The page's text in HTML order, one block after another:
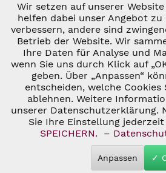
Zahlung & Versand
* ALLE PREISE INKL. GESETZL.
VERSANDKOSTEN UND GGF.
ANDERS
© 2026 C&D WEINHANDEL - ALL
THEMEWARE®
Notwendig
Marketing
Tracking
Personalisierung
Wir setzen auf unserer
helfen dabei unser Angebot zu
verbessern, andere sind
Betrieb der Website. Wir
Ihre Daten für Analyse und
wenn Sie uns durch Klick auf
geben. Über „Anpassen“
entscheiden, welche Cookies
ablehnen. Weitere
unserer Datenschutzerklärung.
Sie Ihre Einstellung
SPEICHERN.
–
Anpassen ✓